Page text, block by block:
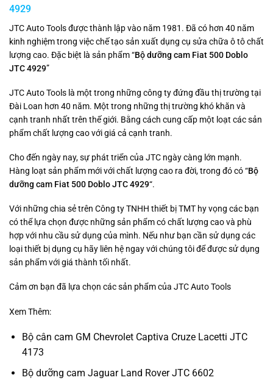
4929
JTC Auto Tools được thành lập vào năm 1981. Đã có hơn 40 năm
kinh nghiệm trong việc chế tạo sản xuất dụng cụ sửa chữa ô tô chất
lượng cao. Đặc biệt là sản phẩm “Bộ dưỡng cam Fiat 500 Doblo
JTC 4929”
JTC Auto Tools là một trong những công ty đứng đầu thị trường tại
Đài Loan hơn 40 năm. Một trong những thị trường khó khăn và
cạnh tranh nhất trên thế giới. Bằng cách cung cấp một loạt các sản
phẩm chất lượng cao với giá cả cạnh tranh.
Cho đến ngày nay, sự phát triển của JTC ngày càng lớn mạnh.
Hàng loạt sản phẩm mới với chất lượng cao ra đời, trong đó có “Bộ
dưỡng cam Fiat 500 Doblo JTC 4929“.
Với những chia sẻ trên Công ty TNHH thiết bị TMT hy vọng các bạn
có thể lựa chọn được những sản phẩm có chất lượng cao và phù
hợp với nhu cầu sử dụng của mình. Nếu như bạn cần sử dụng các
loại thiết bị dụng cụ hãy liên hệ ngay với chúng tôi để được sử dụng
sản phẩm với giá thành tối nhất.
Cảm ơn bạn đã lựa chọn các sản phẩm của JTC Auto Tools
Xem Thêm:
Bộ cân cam GM Chevrolet Captiva Cruze Lacetti JTC
4173
Bộ dưỡng cam Jaguar Land Rover JTC 6602